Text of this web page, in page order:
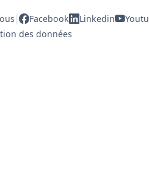
| Facebook Linkedin
des données